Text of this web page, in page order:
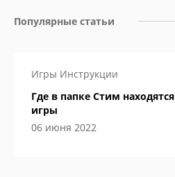
Популярные статьи
Игры Инструкции
Где в папке Стим находятся
игры
06 июня 2022